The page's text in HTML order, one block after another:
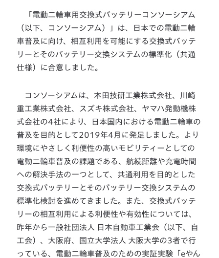
「電動二輪車用交換式バッテリーコンソーシアム
（以下、コンソーシアム）」は、日本での電動二輪
車普及に向け、相互利用を可能にする交換式バッテ
リーとそのバッテリー交換システムの標準化（共通
仕様）に合意しました。
コンソーシアムは、本田技研工業株式会社、川崎
重工業株式会社、スズキ株式会社、ヤマハ発動機株
式会社の4社により、日本国内における電動二輪車の
普及を目的として2019年4月に発足しました。より
環境にやさしく利便性の高いモビリティーとしての
電動二輪車普及の課題である、航続距離や充電時間
への解決手法の一つとして、共通利用を目的とした
交換式バッテリーとそのバッテリー交換システムの
標準化検討を進めてきました。また、交換式バッテ
リーの相互利用による利便性や有効性については、
昨年から一般社団法人 日本自動車工業会（以下、自
工会）、大阪府、国立大学法人 大阪大学の3者で行
っている、電動二輪車普及のための実証実験「eやん